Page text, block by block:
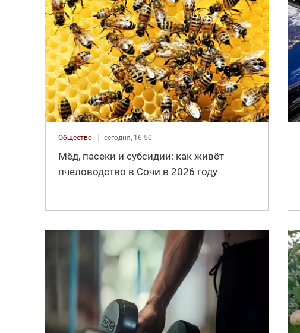
Общество сегодня, 16:50
Мёд, пасеки и субсидии: как живёт
пчеловодство в Сочи в 2026 году